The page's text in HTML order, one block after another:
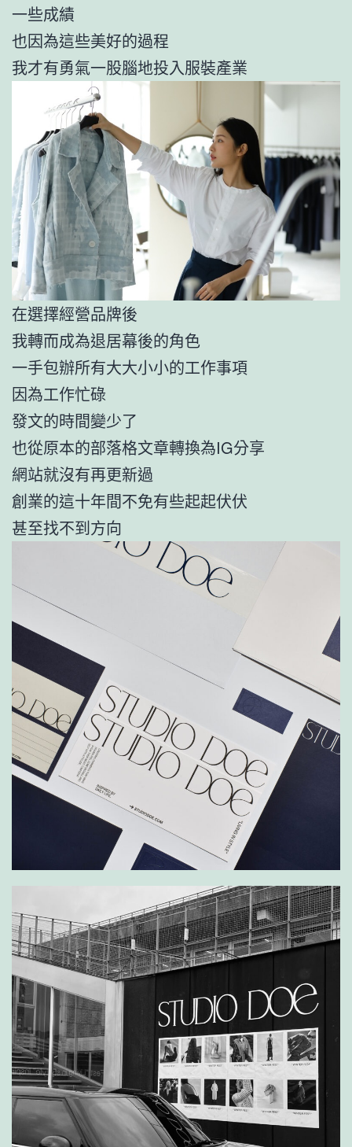
一些成績
也因為這些美好的過程
我才有勇氣一股腦地投入服裝產業
在選擇經營品牌後
我轉而成為退居幕後的角色
一手包辦所有大大小小的工作事項
因為工作忙碌
發文的時間變少了
也從原本的部落格文章轉換為IG分享
網站就沒有再更新過
創業的這十年間不免有些起起伏伏
甚至找不到方向